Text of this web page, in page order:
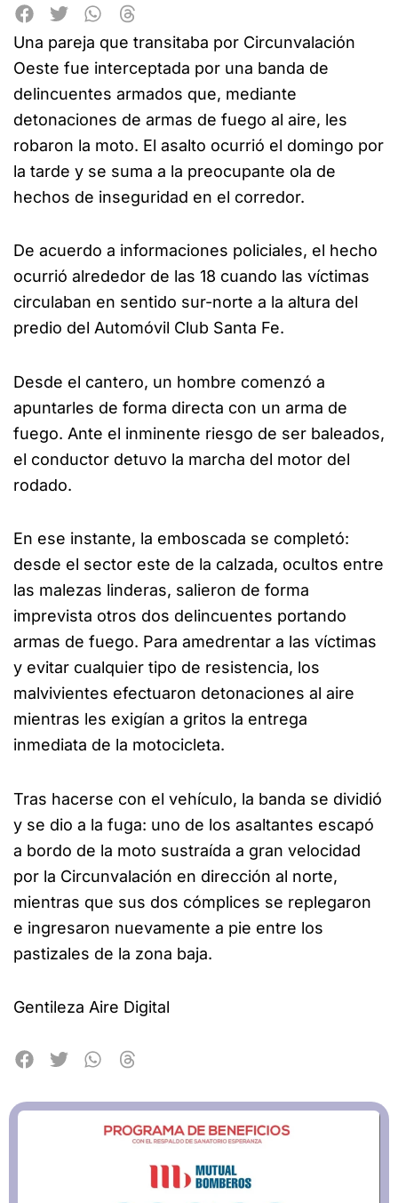
Una pareja que transitaba por Circunvalación
Oeste fue interceptada por una banda de
delincuentes armados que, mediante
detonaciones de armas de fuego al aire, les
robaron la moto. El asalto ocurrió el domingo por
la tarde y se suma a la preocupante ola de
hechos de inseguridad en el corredor.
De acuerdo a informaciones policiales, el hecho
ocurrió alrededor de las 18 cuando las víctimas
circulaban en sentido sur-norte a la altura del
predio del Automóvil Club Santa Fe.
Desde el cantero, un hombre comenzó a
apuntarles de forma directa con un arma de
fuego. Ante el inminente riesgo de ser baleados,
el conductor detuvo la marcha del motor del
rodado.
En ese instante, la emboscada se completó:
desde el sector este de la calzada, ocultos entre
las malezas linderas, salieron de forma
imprevista otros dos delincuentes portando
armas de fuego. Para amedrentar a las víctimas
y evitar cualquier tipo de resistencia, los
malvivientes efectuaron detonaciones al aire
mientras les exigían a gritos la entrega
inmediata de la motocicleta.
Tras hacerse con el vehículo, la banda se dividió
y se dio a la fuga: uno de los asaltantes escapó
a bordo de la moto sustraída a gran velocidad
por la Circunvalación en dirección al norte,
mientras que sus dos cómplices se replegaron
e ingresaron nuevamente a pie entre los
pastizales de la zona baja.
Gentileza Aire Digital